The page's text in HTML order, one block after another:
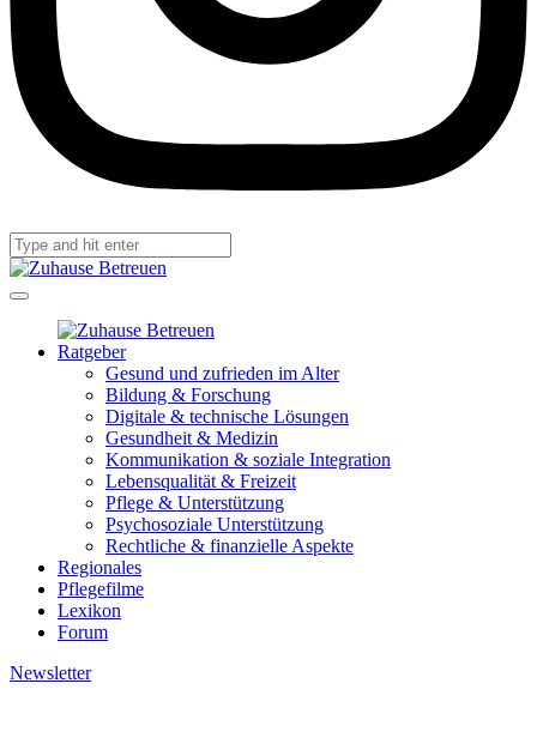
Ratgeber
Gesund und zufrieden im Alter
Bildung & Forschung
Digitale & technische Lösungen
Gesundheit & Medizin
Kommunikation & soziale Integration
Lebensqualität & Freizeit
Pflege & Unterstützung
Psychosoziale Unterstützung
Rechtliche & finanzielle Aspekte
Regionales
Pflegefilme
Lexikon
Forum
Newsletter